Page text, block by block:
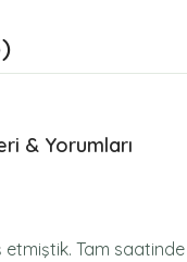
& Yorumları
Tam saatinde